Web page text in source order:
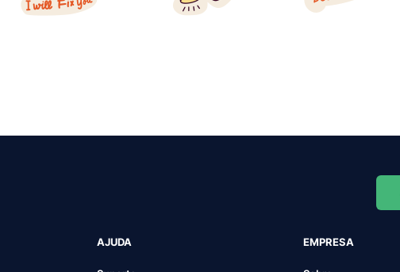
AJUDA EMPRESA